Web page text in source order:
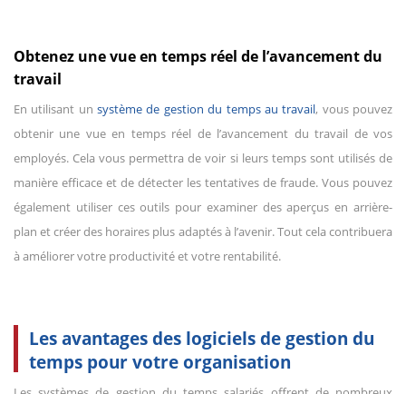
Obtenez une vue en temps réel de l’avancement du
travail
En utilisant unsystème de gestion du temps au travail, vous pouvez
obtenir une vue en temps réel de l’avancement du travail de vos
employés. Cela vous permettra de voir si leurs temps sont utilisés de
manière efficace et de détecter les tentatives de fraude. Vous pouvez
également utiliser ces outils pour examiner des aperçus en arrière-
plan et créer des horaires plus adaptés à l’avenir. Tout cela contribuera
à améliorer votre productivité et votre rentabilité.
Les avantages des logiciels de gestion du
temps pour votre organisation